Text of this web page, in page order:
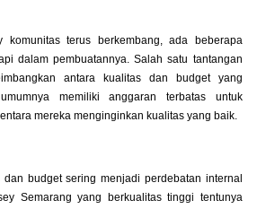
komunitas terus berkembang, ada beberapa
dalam pembuatannya. Salah satu tantangan
antara kualitas dan budget yang
memiliki anggaran terbatas untuk
mereka menginginkan kualitas yang baik.
budget sering menjadi perdebatan internal
Semarang yang berkualitas tinggi tentunya